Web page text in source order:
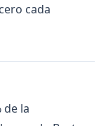
cada
de la